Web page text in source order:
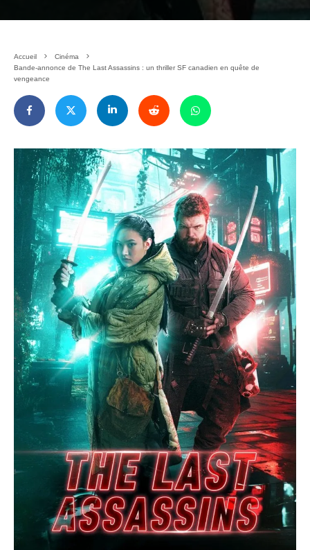
Accueil
Cinéma
Bande-annonce de The Last Assassins : un thriller SF canadien en quête de
vengeance